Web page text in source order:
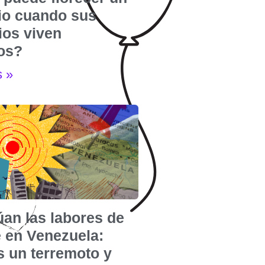
cuando sus
viven
»
las labores de
Venezuela:
un terremoto y